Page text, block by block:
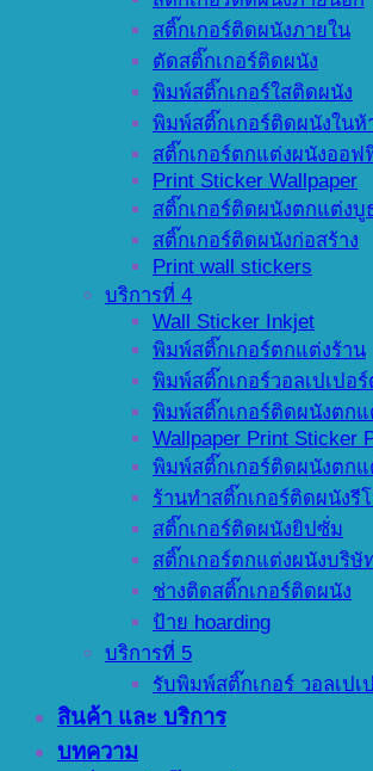
สติ๊กเกอร์ติดผนังภายใน
ตัดสติ๊กเกอร์ติดผนัง
พิมพ์สติ๊กเกอร์ใสติดผนัง
พิมพ์สติ๊กเกอร์ติดผนังในห้
สติ๊กเกอร์ตกแต่งผนังออฟ
Print Sticker Wallpaper
สติ๊กเกอร์ติดผนังตกแต่งบู
สติ๊กเกอร์ติดผนังก่อสร้าง
Print wall stickers
บริการที่ 4
Wall Sticker Inkjet
พิมพ์สติ๊กเกอร์ตกแต่งร้าน
พิมพ์สติ๊กเกอร์วอลเปเปอ
พิมพ์สติ๊กเกอร์ติดผนังตกแ
Wallpaper Print Sticker
พิมพ์สติ๊กเกอร์ติดผนังตกแ
ร้านทำสติ๊กเกอร์ติดผนังรี
สติ๊กเกอร์ติดผนังยิปซั่ม
สติ๊กเกอร์ตกแต่งผนังบริษั
ช่างติดสติ๊กเกอร์ติดผนัง
ป้าย hoarding
บริการที่ 5
รับพิมพ์สติ๊กเกอร์ วอลเปเ
สินค้า และ บริการ
บทความ